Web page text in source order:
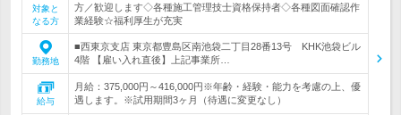
対象と
なる方
方／歓迎します◇各種施工管理技士資格保持者◇各種図面確認作
業経験☆福利厚生が充実
勤務地
■西東京支店 東京都豊島区南池袋二丁目28番13号 KHK池袋ビル
4階 【雇い入れ直後】上記事業所…
給与
月給：375,000円～416,000円※年齢・経験・能力を考慮の上、優
遇します。※試用期間3ヶ月（待遇に変更なし）